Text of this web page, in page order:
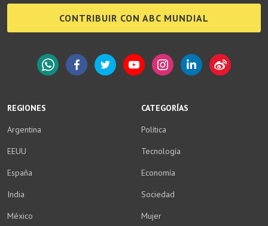
REGIONES
Argentina
EEUU
España
India
México
CATEGORÍAS
Política
Tecnología
Economía
Sociedad
Mujer
CONTRIBUIR CON ABC MUNDIAL